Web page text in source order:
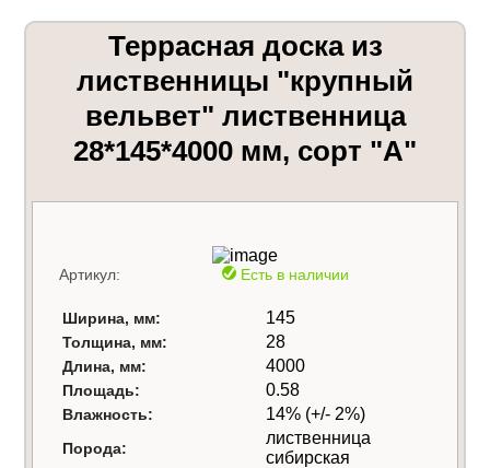
Террасная доска из
лиственницы "крупный
вельвет" лиственница
28*145*4000 мм, сорт "A"
Артикул: Есть в наличии
Ширина, мм: 145
Толщина, мм: 28
Длина, мм: 4000
Площадь: 0.58
Влажность: 14% (+/- 2%)
Порода:
лиственница
сибирская